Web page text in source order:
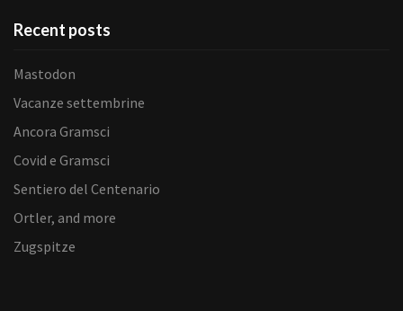
Recent posts
Mastodon
Vacanze settembrine
Ancora Gramsci
Covid e Gramsci
Sentiero del Centenario
Ortler, and more
Zugspitze